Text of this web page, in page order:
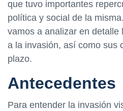
que tuvo importantes
política y social de la
vamos a analizar en detalle
a la invasión, así como sus
plazo.
Antecedentes
Para entender la invasión